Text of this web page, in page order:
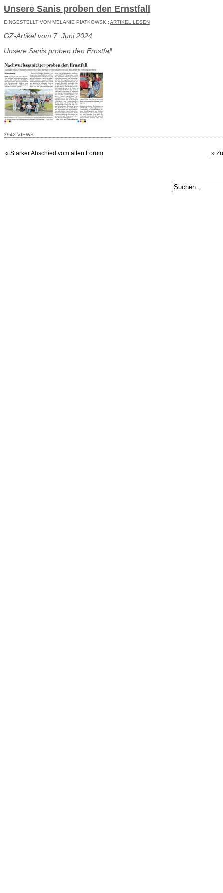
Unsere Sanis proben den Ernstfall
EINGESTELLT VON MELANIE PIATKOWSKI; ARTIKEL LESEN
GZ-Artikel vom 7. Juni 2024
Unsere Sanis proben den Ernstfall
3942 VIEWS
« Starker Abschied vom alten Forum »